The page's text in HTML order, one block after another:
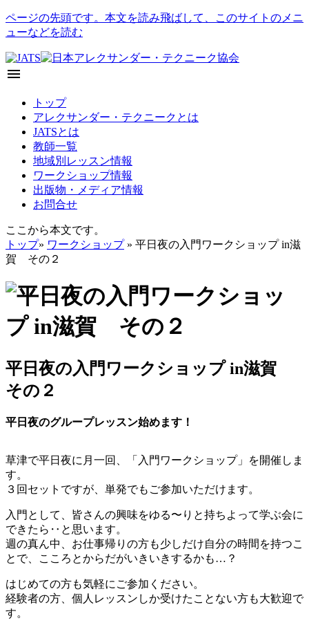
ページの先頭です。本文を読み飛ばして、このサイトのメニ
ューなどを読む
menu
トップ
アレクサンダー・テクニークとは
JATSとは
教師一覧
地域別レッスン情報
ワークショップ情報
出版物・メディア情報
お問合せ
ここから本文です。
トップ» ワークショップ» 平日夜の入門ワークショップ in滋
賀 その２
平日夜の入門ワークショップ in滋賀
その２
平日夜のグループレッスン始めます！
草津で平日夜に月一回、「入門ワークショップ」を開催しま
す。
３回セットですが、単発でもご参加いただけます。
入門として、皆さんの興味をゆる〜りと持ちよって学ぶ会に
できたら‥と思います。
週の真ん中、お仕事帰りの方も少しだけ自分の時間を持つこ
とで、こころとからだがいきいきするかも…？
はじめての方も気軽にご参加ください。
経験者の方、個人レッスンしか受けたことない方も大歓迎で
す。